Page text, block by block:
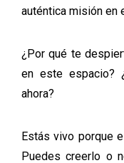
auténtica misión en
¿Por qué te
en este espacio?
ahora?
Estás vivo porque
Puedes creerlo o